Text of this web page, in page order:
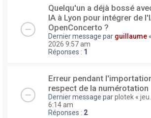
Quelqu'un a déjà bossé
IA à Lyon pour intégrer de
OpenConcerto ?
Dernier message par guillaume «
2026 9:57 am
Réponses : 1
Erreur pendant
respect de la numérotation
Dernier message parplotek «
6:14 am
Réponses : 2